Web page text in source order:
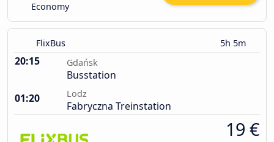
Economy
FlixBus 5h 5m
20:15 Gdańsk
Busstation
01:20
Lodz
Fabryczna Treinstation
19 €